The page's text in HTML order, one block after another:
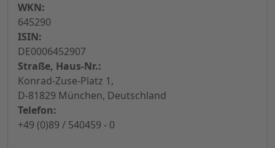
WKN:
645290
ISIN:
DE0006452907
Straße, Haus-Nr.:
Konrad-Zuse-Platz 1,
D-81829 München, Deutschland
Telefon:
+49 (0)89 / 540459 - 0